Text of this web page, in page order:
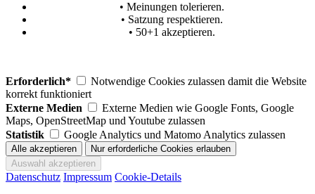
• Meinungen tolerieren.
• Satzung respektieren.
• 50+1 akzeptieren.
Erforderlich*
Notwendige Cookies zulassen damit die Website
korrekt funktioniert
Externe Medien
Externe Medien wie Google Fonts, Google
Maps, OpenStreetMap und Youtube zulassen
Statistik
Google Analytics und Matomo Analytics zulassen
Datenschutz Impressum Cookie-Details